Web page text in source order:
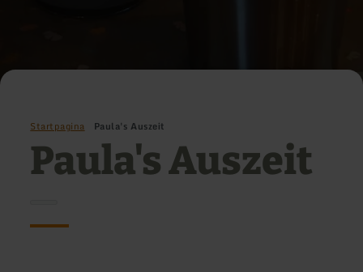
Startpagina Paula's Auszeit
Paula's Auszeit